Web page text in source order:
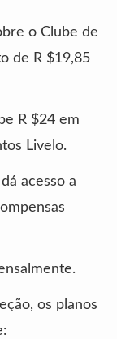
o Clube de
de R $19,85
R $24 em
Livelo.
acesso a
os planos